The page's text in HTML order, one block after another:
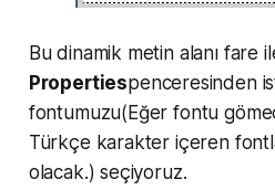
Bu dinamik metin alanı fare
Propertiespenceresinden
fontumuzu(Eğer fontu
Türkçe karakter içeren
olacak.) seçiyoruz.